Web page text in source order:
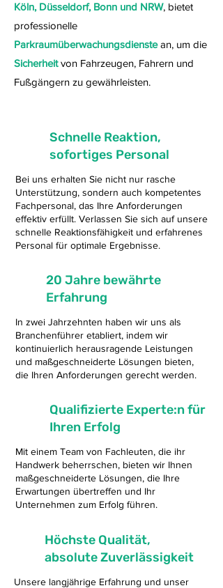
Köln, Düsseldorf, Bonn und NRW, bietet
professionelle
Parkraumüberwachungsdienstean, um die
Sicherheitvon Fahrzeugen, Fahrern und
Fußgängern zu gewährleisten.
Schnelle Reaktion,
sofortiges Personal
Bei uns erhalten Sie nicht nur rasche
Unterstützung, sondern auch kompetentes
Fachpersonal, das Ihre Anforderungen
effektiv erfüllt. Verlassen Sie sich auf unsere
schnelle Reaktionsfähigkeit und erfahrenes
Personal für optimale Ergebnisse.
20 Jahre bewährte
Erfahrung
In zwei Jahrzehnten haben wir uns als
Branchenführer etabliert, indem wir
kontinuierlich herausragende Leistungen
und maßgeschneiderte Lösungen bieten,
die Ihren Anforderungen gerecht werden.
Qualifizierte Experte:n für
Ihren Erfolg
Mit einem Team von Fachleuten, die ihr
Handwerk beherrschen, bieten wir Ihnen
maßgeschneiderte Lösungen, die Ihre
Erwartungen übertreffen und Ihr
Unternehmen zum Erfolg führen.
Höchste Qualität,
absolute Zuverlässigkeit
Unsere langjährige Erfahrung und unser